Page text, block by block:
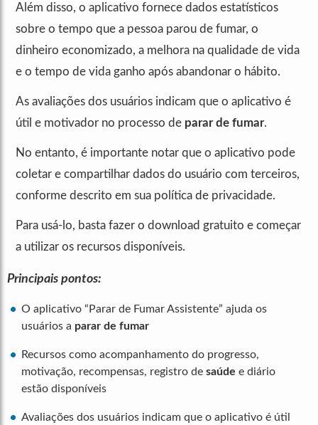
Além disso, o aplicativo fornece dados estatísticos
sobre o tempo que a pessoa parou de fumar, o
dinheiro economizado, a melhora na qualidade de vida
e o tempo de vida ganho após abandonar o hábito.
As avaliações dos usuários indicam que o aplicativo é
útil e motivador no processo de parar de fumar.
No entanto, é importante notar que o aplicativo pode
coletar e compartilhar dados do usuário com terceiros,
conforme descrito em sua política de privacidade.
Para usá-lo, basta fazer o download gratuito e começar
a utilizar os recursos disponíveis.
Principais pontos:
O aplicativo “Parar de Fumar Assistente” ajuda os
usuários a parar de fumar
Recursos como acompanhamento do progresso,
motivação, recompensas, registro de saúde e diário
estão disponíveis
Avaliações dos usuários indicam que o aplicativo é útil